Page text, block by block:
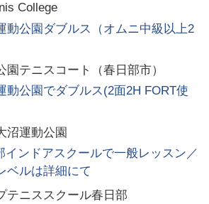
College
動公園ダブルス（オムニ中級以上2
園テニスコート（春日部市）
園でダブルス(2面2H FORT使
沼運動公園
インドアスクールで一般レッスン／
ベルは詳細にて
テニススクール春日部